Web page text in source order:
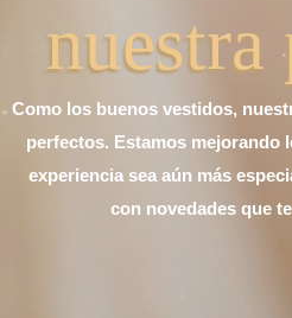
nuestra
Como los buenos vestidos,
perfectos. Estamos mejorando
experiencia sea aún más
con novedades que